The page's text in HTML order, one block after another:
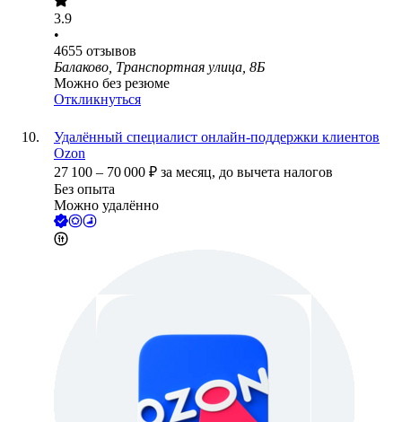
3.9
•
4655 отзывов
Балаково, Транспортная улица, 8Б
Можно без резюме
Откликнуться
Удалённый специалист онлайн-поддержки клиентов
Ozon
27 100 – 70 000 ₽ за месяц, до вычета налогов
Без опыта
Можно удалённо